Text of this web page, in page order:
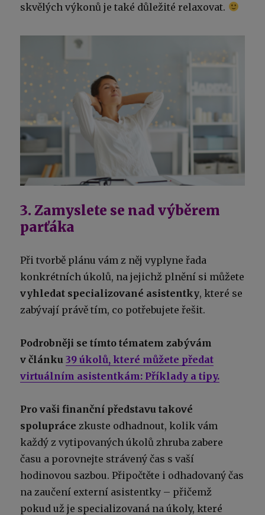
skvělých výkonů je také důležité relaxovat.
3. Zamyslete se nad výběrem
parťáka
Při tvorbě plánu vám z něj vyplyne řada
konkrétních úkolů, na jejichž plnění si můžete
vyhledat specializované asistentky, které se
zabývají právě tím, co potřebujete řešit.
Podrobněji se tímto tématem zabývám
v článku39 úkolů, které můžete předat
virtuálním asistentkám: Příklady a tipy.
Pro vaši finanční představu takové
spolupráce zkuste odhadnout, kolik vám
každý z vytipovaných úkolů zhruba zabere
času a porovnejte strávený čas s vaší
hodinovou sazbou. Připočtěte i odhadovaný čas
na zaučení externí asistentky – přičemž
pokud už je specializovaná na úkoly, které